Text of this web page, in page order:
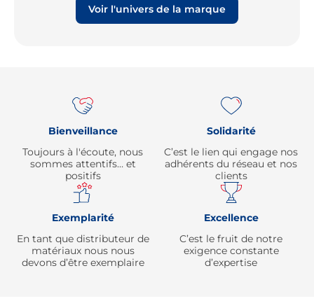
Voir l'univers de la marque
Bienveillance
Toujours à l'écoute, nous
sommes attentifs… et
positifs
Solidarité
C’est le lien qui engage nos
adhérents du réseau et nos
clients
Exemplarité
En tant que distributeur de
matériaux nous nous
devons d’être exemplaire
Excellence
C’est le fruit de notre
exigence constante
d’expertise